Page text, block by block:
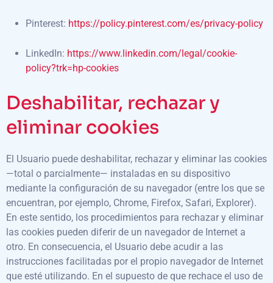
Pinterest: https://policy.pinterest.com/es/privacy-policy
LinkedIn: https://www.linkedin.com/legal/cookie-
policy?trk=hp-cookies
Deshabilitar, rechazar y
eliminar cookies
El Usuario puede deshabilitar, rechazar y eliminar las cookies
—total o parcialmente— instaladas en su dispositivo
mediante la configuración de su navegador (entre los que se
encuentran, por ejemplo, Chrome, Firefox, Safari, Explorer).
En este sentido, los procedimientos para rechazar y eliminar
las cookies pueden diferir de un navegador de Internet a
otro. En consecuencia, el Usuario debe acudir a las
instrucciones facilitadas por el propio navegador de Internet
que esté utilizando. En el supuesto de que rechace el uso de